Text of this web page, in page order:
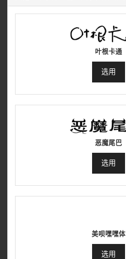
叶根卡通
选用
恶魔尾巴
选用
美呗嘿嘿体
选用